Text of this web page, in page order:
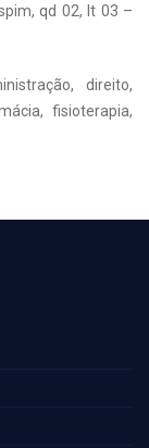
qd 02, lt 03 –
direito,
fisioterapia,